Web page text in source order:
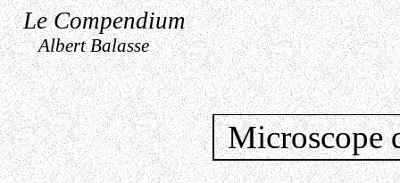
Le Compendium
Albert Balasse
Microscope